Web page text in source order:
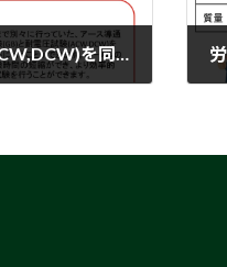
アース導通(GB)と耐電圧(ACW,DCW)を同時に試験可能な安全試験器